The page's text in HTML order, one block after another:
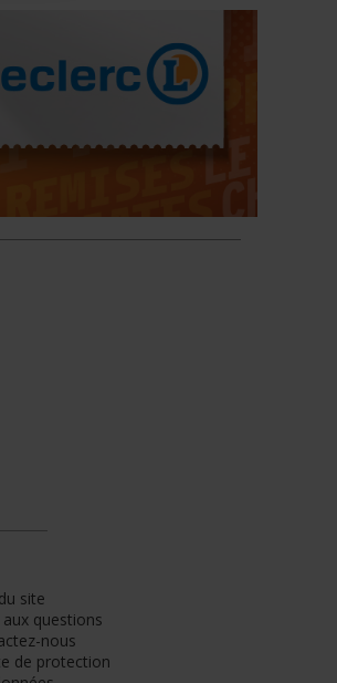
site
aux questions
nous
de protection